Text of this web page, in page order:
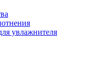
увлажнителя